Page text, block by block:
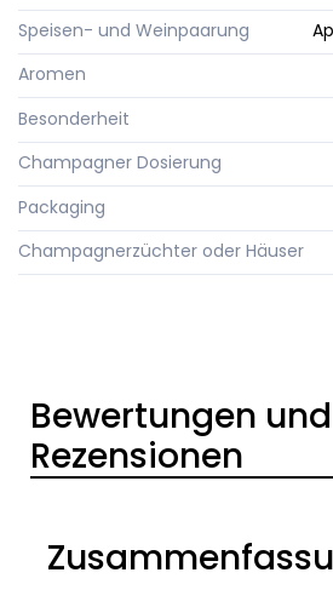
Speisen- und Weinpaarung
Aromen
Besonderheit
Champagner Dosierung
Packaging
Champagnerzüchter oder Häuser
Bewertungen und
Rezensionen